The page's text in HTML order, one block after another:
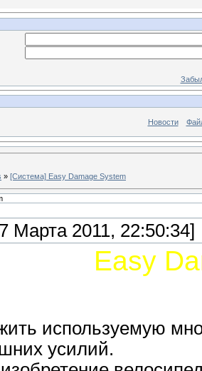
Новости
» [Система] Easy Damage System
Марта 2011, 22:50:34]
Easy
используемую
усилий.